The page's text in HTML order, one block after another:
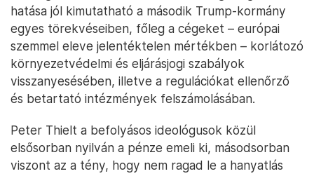
hatása jól kimutatható a második Trump-kormány
egyes törekvéseiben, főleg a cégeket – európai
szemmel eleve jelentéktelen mértékben – korlátozó
környezetvédelmi és eljárásjogi szabályok
visszanyesésében, illetve a regulációkat ellenőrző
és betartató intézmények felszámolásában.
Peter Thielt a befolyásos ideológusok közül
elsősorban nyilván a pénze emeli ki, másodsorban
viszont az a tény, hogy nem ragad le a hanyatlás